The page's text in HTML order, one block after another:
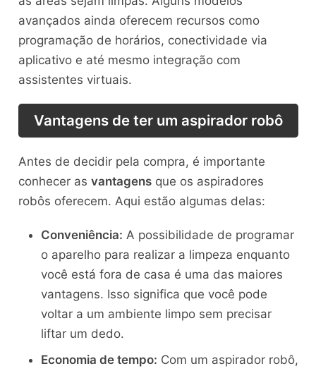
avançados ainda oferecem recursos como
programação de horários, conectividade via
aplicativo e até mesmo integração com
assistentes virtuais.
Vantagens de ter um aspirador robô
Antes de decidir pela compra, é importante
conhecer as vantagensque os aspiradores
robôs oferecem. Aqui estão algumas delas:
Conveniência: A possibilidade de programar
o aparelho para realizar a limpeza enquanto
você está fora de casa é uma das maiores
vantagens. Isso significa que você pode
voltar a um ambiente limpo sem precisar
liftar um dedo.
Economia de tempo: Com um aspirador robô,